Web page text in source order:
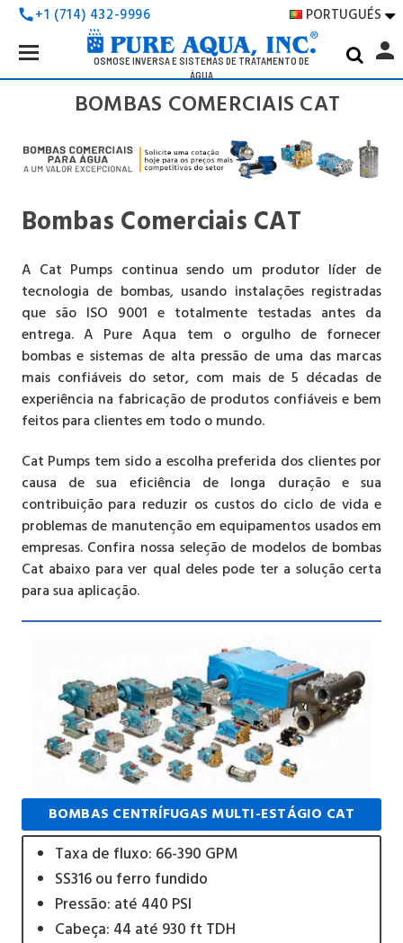
call+1 (714) 432-9996 PORTUGUÉS 
OSMOSE INVERSA E SISTEMAS DE TRATAMENTO DE
ÁGUA
Search
Keyword:
person
BOMBAS COMERCIAIS CAT
Bombas Comerciais CAT
A Cat Pumps continua sendo um produtor líder de
tecnologia de bombas, usando instalações registradas
que são ISO 9001 e totalmente testadas antes da
entrega. A Pure Aqua tem o orgulho de fornecer
bombas e sistemas de alta pressão de uma das marcas
mais confiáveis ​​do setor, com mais de 5 décadas de
experiência na fabricação de produtos confiáveis ​​e bem
feitos para clientes em todo o mundo.
Cat Pumps tem sido a escolha preferida dos clientes por
causa de sua eficiência de longa duração e sua
contribuição para reduzir os custos do ciclo de vida e
problemas de manutenção em equipamentos usados ​​em
empresas. Confira nossa seleção de modelos de bombas
Cat abaixo para ver qual deles pode ter a solução certa
para sua aplicação.
BOMBAS CENTRÍFUGAS MULTI-ESTÁGIO CAT
Taxa de fluxo: 66-390 GPM
SS316 ou ferro fundido
Pressão: até 440 PSI
Cabeça: 44 até 930 ft TDH